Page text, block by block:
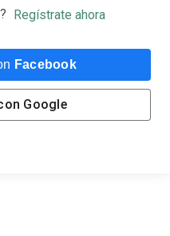
Regístrate ahora
Facebook
Google